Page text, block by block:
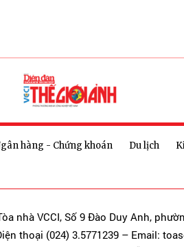
hàng - Chứng khoán Du lịch
nhà VCCI, Số 9 Đào Duy Anh,
thoại (024) 3.5771239 – Email: